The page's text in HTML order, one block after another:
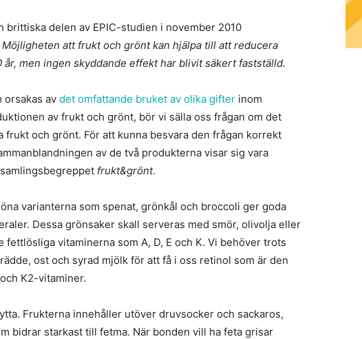
brittiska delen av EPIC-studien i november 2010
Möjligheten att frukt och grönt kan hjälpa till att reducera
men ingen skyddande effekt har blivit säkert fastställd.
orsakas av det omfattande bruket av olika gifter inom
av frukt och grönt, bör vi sälla oss frågan om det
frukt och grönt. För att kunna besvara den frågan korrekt
av de två produkterna visar sig vara
frukt&grönt.
varianterna som spenat, grönkål och broccoli ger goda
Dessa grönsaker skall serveras med smör, olivolja eller
fettlösliga vitaminerna som A, D, E och K. Vi behöver trots
ost och syrad mjölk för att få i oss retinol som är den
K2-vitaminer.
Frukterna innehåller utöver druvsocker och sackaros,
bidrar starkast till fetma. När bonden vill ha feta grisar